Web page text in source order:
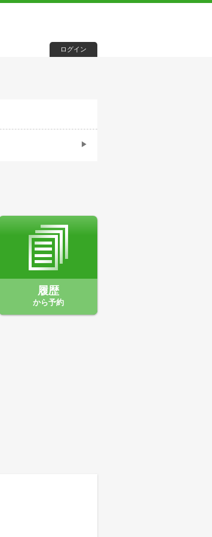
ログイン
履歴
から予約